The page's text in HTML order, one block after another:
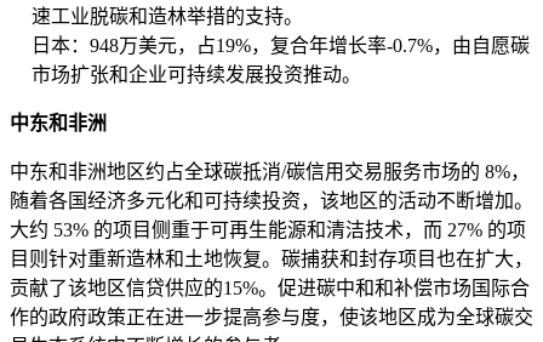
速工业脱碳和造林举措的支持。
日本：948万美元，占19%，复合年增长率-0.7%，由自愿碳
市场扩张和企业可持续发展投资推动。
中东和非洲
中东和非洲地区约占全球碳抵消/碳信用交易服务市场的 8%，
随着各国经济多元化和可持续投资，该地区的活动不断增加。
大约 53% 的项目侧重于可再生能源和清洁技术，而 27% 的项
目则针对重新造林和土地恢复。碳捕获和封存项目也在扩大，
贡献了该地区信贷供应的15%。促进碳中和和补偿市场国际合
作的政府政策正在进一步提高参与度，使该地区成为全球碳交